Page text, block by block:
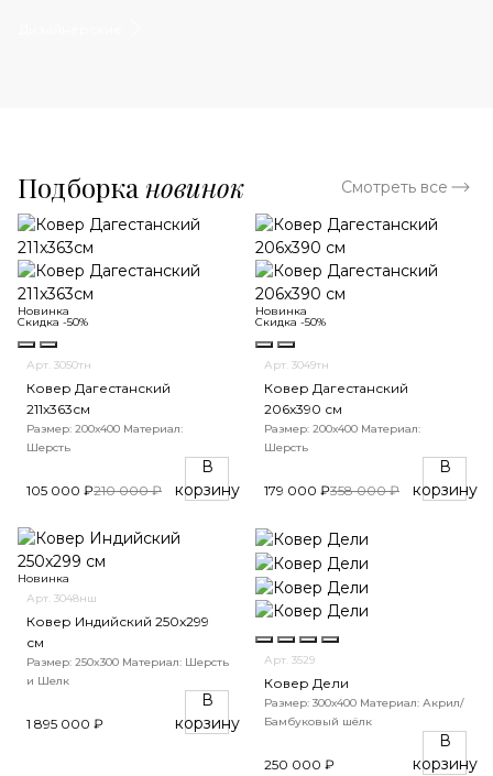
Подборка новинок Смотреть все
Новинка
Скидка -50%
Арт. 3050тн
Ковер Дагестанский
211x363см
Размер: 200х400 Материал:
Шерсть
105 000 ₽210 000 ₽
В
корзину
Новинка
Скидка -50%
Арт. 3049тн
Ковер Дагестанский
206x390 см
Размер: 200х400 Материал:
Шерсть
179 000 ₽358 000 ₽
В
корзину
Новинка
Арт. 3048нш
Ковер Индийский 250x299
см
Размер: 250x300 Материал: Шерсть
и Шелк
1 895 000 ₽
В
корзину
Арт. 3529
Ковер Дели
Размер: 300х400 Материал: Акрил/
Бамбуковый шёлк
250 000 ₽
В
корзину